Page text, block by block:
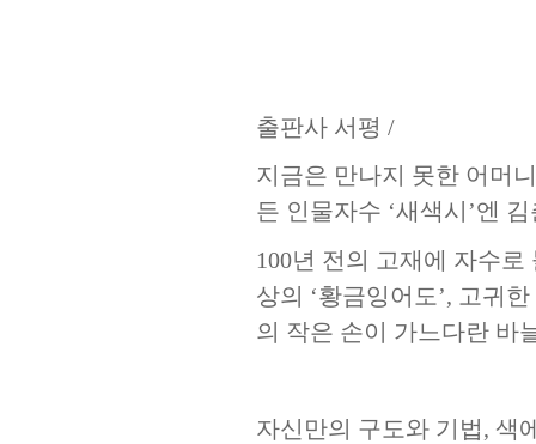
출판사 서평 /
지금은 만나지 못한 어머
든 인물자수 ‘새색시 ’엔
100년 전의 고재에 자수로
상의 ‘황금잉어도’, 고귀
의 작은 손이 가느다란 바
자신만의 구도와 기법, 색